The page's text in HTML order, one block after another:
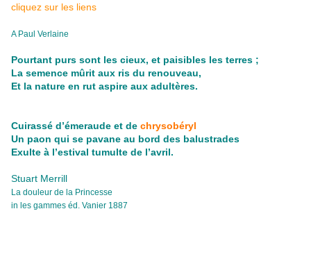
cliquez sur les liens
A Paul Verlaine
Pourtant purs sont les cieux, et paisibles les terres ;
La semence mûrit aux ris du renouveau,
Et la nature en rut aspire aux adultères.
Cuirassé d’émeraude et de chrysobéryl
Un paon qui se pavane au bord des balustrades
Exulte à l’estival tumulte de l’avril.
Stuart Merrill
La douleur de la Princesse
in les gammes éd. Vanier 1887